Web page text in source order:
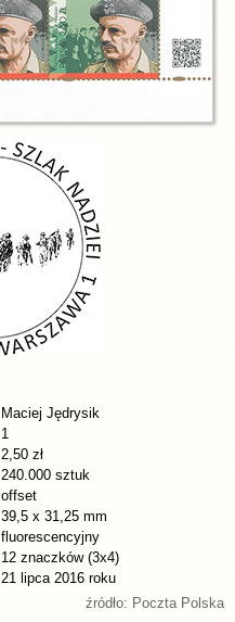
Maciej Jędrysik
1
2,50 zł
240.000 sztuk
offset
39,5 x 31,25 mm
fluorescencyjny
12 znaczków (3x4)
21 lipca 2016 roku
źródło: Poczta Polska